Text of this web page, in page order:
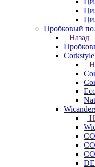
Пробковый
Назад
Corkstyle